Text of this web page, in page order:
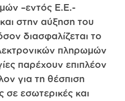
–εντός Ε.Ε.-
στην αύξηση του
διασφαλίζεται το
πληρωμών
παρέχουν επιπλέον
για τη θέσπιση
σε εσωτερικές και